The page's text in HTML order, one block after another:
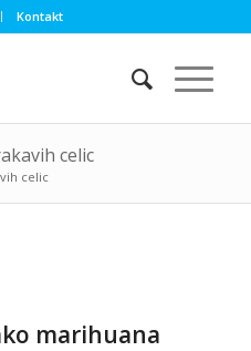
Kontakt
celic
celic
marihuana